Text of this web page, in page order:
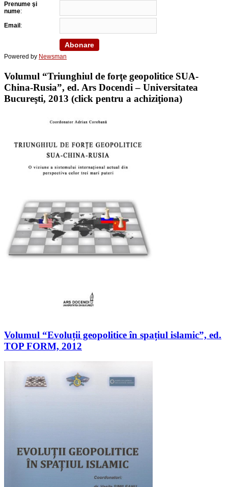
Prenume şi
nume:
Email :
Powered by Newsman
Volumul “Triunghiul de forţe geopolitice SUA-
China-Rusia”, ed. Ars Docendi – Universitatea
Bucureşti, 2013 (click pentru a achiziţiona)
Volumul “Evoluții geopolitice în spațiul islamic”, ed.
TOP FORM, 2012